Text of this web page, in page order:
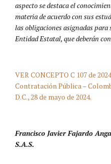
aspecto se destaca el
materia de acuerdo con sus
las obligaciones asignadas para
Entidad Estatal, que deberán
VER CONCEPTO C 107 de
Contratación Pública –
D.C., 28 de mayo de 2024.
Francisco Javier Fajardo
S.A.S.